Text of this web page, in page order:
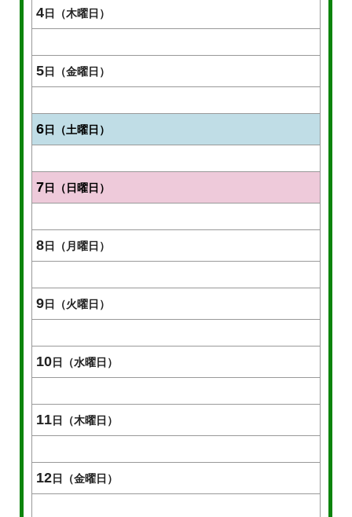
4日（木曜日）
5日（金曜日）
6日（土曜日）
7日（日曜日）
8日（月曜日）
9日（火曜日）
10日（水曜日）
11日（木曜日）
12日（金曜日）